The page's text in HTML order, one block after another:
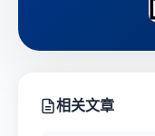
相关文章